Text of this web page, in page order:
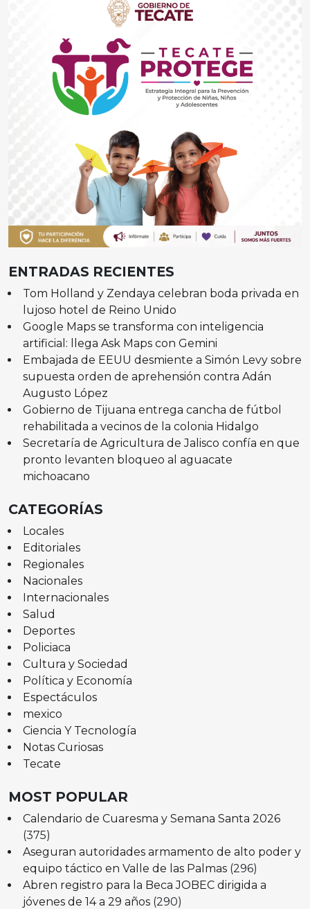
ENTRADAS RECIENTES
Tom Holland y Zendaya celebran boda privada en
lujoso hotel de Reino Unido
Google Maps se transforma con inteligencia
artificial: llega Ask Maps con Gemini
Embajada de EEUU desmiente a Simón Levy sobre
supuesta orden de aprehensión contra Adán
Augusto López
Gobierno de Tijuana entrega cancha de fútbol
rehabilitada a vecinos de la colonia Hidalgo
Secretaría de Agricultura de Jalisco confía en que
pronto levanten bloqueo al aguacate
michoacano
CATEGORÍAS
Locales
Editoriales
Regionales
Nacionales
Internacionales
Salud
Deportes
Policiaca
Cultura y Sociedad
Política y Economía
Espectáculos
mexico
Ciencia Y Tecnología
Notas Curiosas
Tecate
MOST POPULAR
Calendario de Cuaresma y Semana Santa 2026
(375)
Aseguran autoridades armamento de alto poder y
equipo táctico en Valle de las Palmas (296)
Abren registro para la Beca JOBEC dirigida a
jóvenes de 14 a 29 años (290)